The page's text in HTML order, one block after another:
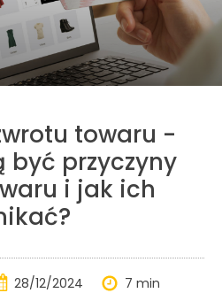
towaru -
być przyczyny
i jak ich
28/12/2024 7 min